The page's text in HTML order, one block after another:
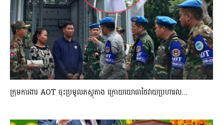
ក្រុមការងារ AOT ចុះប្រមូលភស្តុតាង ក្រោយយោធាថៃវាយប្រហារល...